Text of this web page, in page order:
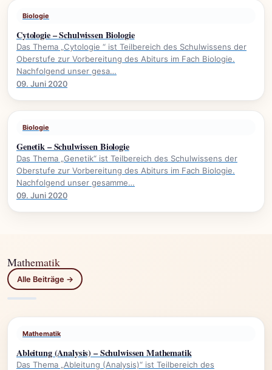
Biologie
Cytologie – Schulwissen Biologie
Das Thema „Cytologie “ ist Teilbereich des Schulwissens der
Oberstufe zur Vorbereitung des Abiturs im Fach Biologie.
Nachfolgend unser gesa…
09. Juni 2020
Biologie
Genetik – Schulwissen Biologie
Das Thema „Genetik“ ist Teilbereich des Schulwissens der
Oberstufe zur Vorbereitung des Abiturs im Fach Biologie.
Nachfolgend unser gesamme…
09. Juni 2020
Mathematik
Alle Beiträge →
Mathematik
Ableitung (Analysis) – Schulwissen Mathematik
Das Thema „Ableitung (Analysis)“ ist Teilbereich des